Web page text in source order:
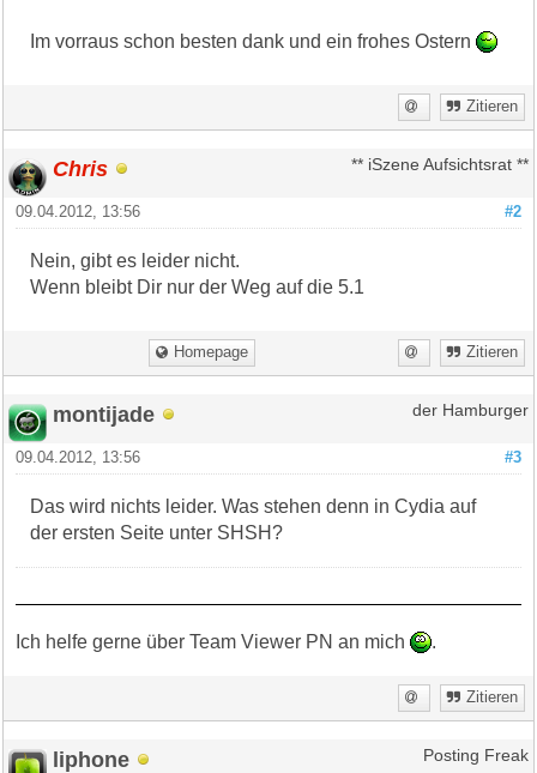
Im vorraus schon besten dank und ein frohes Ostern
Zitieren
Chris ** iSzene Aufsichtsrat **
#2
09.04.2012, 13:56
Nein, gibt es leider nicht.
Wenn bleibt Dir nur der Weg auf die 5.1
Homepage Zitieren
montijade der Hamburger
#3
09.04.2012, 13:56
Das wird nichts leider. Was stehen denn in Cydia auf
der ersten Seite unter SHSH?
Ich helfe gerne über Team Viewer PN an mich .
Zitieren
liphone Posting Freak